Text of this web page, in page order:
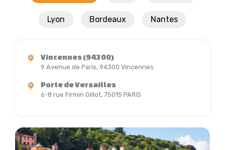
Lyon Bordeaux Nantes
Vincennes (94300)
9 Avenue de Paris, 94300 Vincennes
Porte de Versailles
6-8 rue Firmin Gillot, 75015 PARIS
Preview